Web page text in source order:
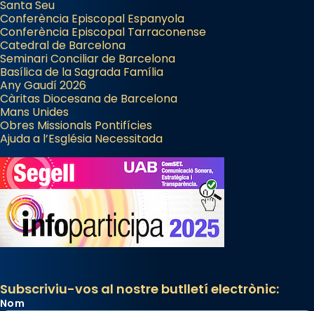
Santa Seu
Conferència Episcopal Espanyola
Conferència Episcopal Tarraconense
Catedral de Barcelona
Seminari Conciliar de Barcelona
Basílica de la Sagrada Família
Any Gaudí 2026
Càritas Diocesana de Barcelona
Mans Unides
Obres Missionals Pontifícies
Ajuda a l’Església Necessitada
Subscriviu-vos al nostre butlletí electrònic:
Nom